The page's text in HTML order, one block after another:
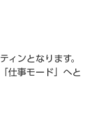
ィンとなります。
仕事モード」へと